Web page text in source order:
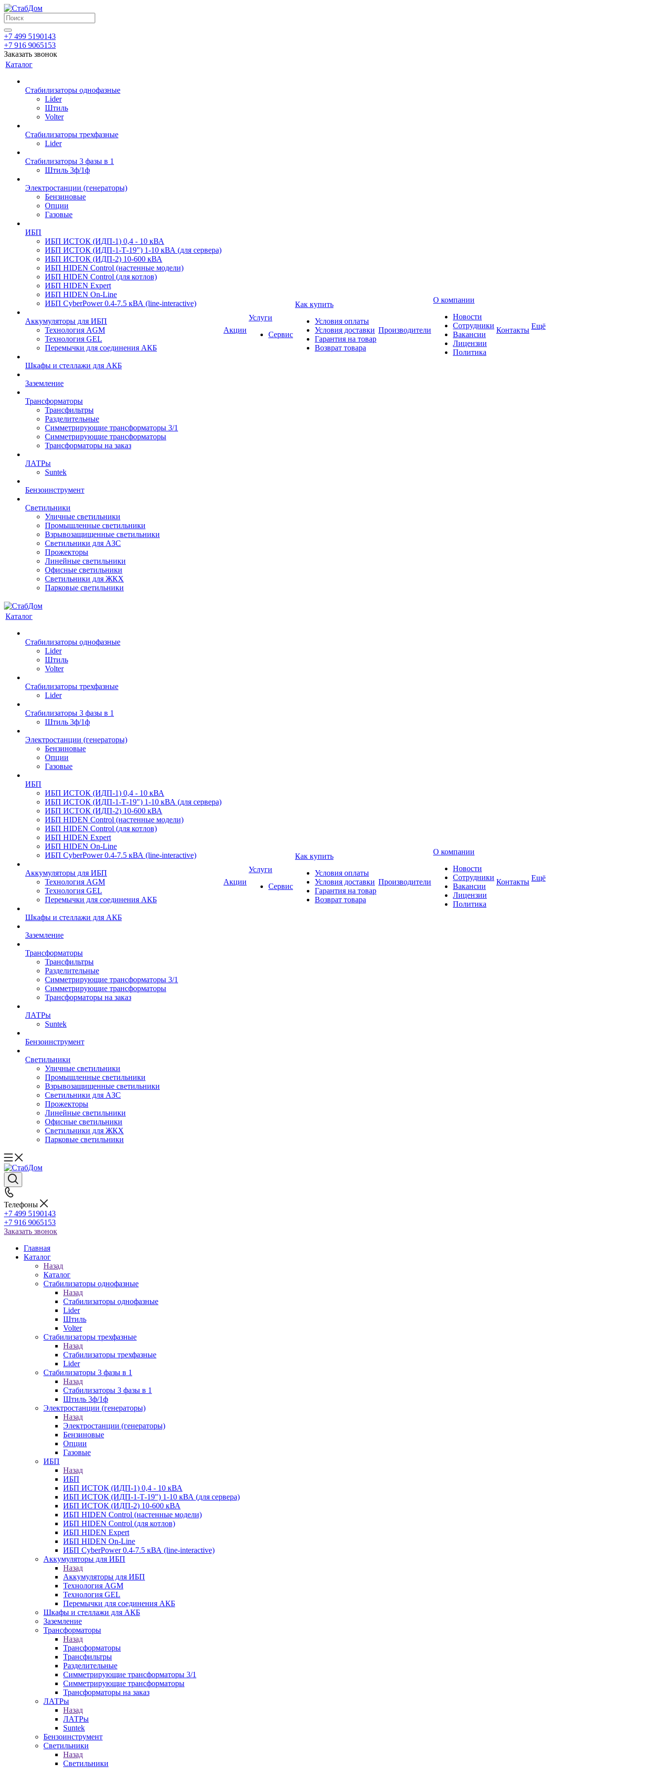
+7 499 5190143
+7 916 9065153
Заказать звонок
Каталог
Стабилизаторы однофазные
Lider
Штиль
Volter
Стабилизаторы трехфазные
Lider
Стабилизаторы 3 фазы в 1
Штиль 3ф/1ф
Электростанции (генераторы)
Бензиновые
Опции
Газовые
ИБП
ИБП ИСТОК (ИДП-1) 0,4 - 10 кВА
ИБП ИСТОК (ИДП-1-Т-19") 1-10 кВА (для сервера)
ИБП ИСТОК (ИДП-2) 10-600 кВА
ИБП HIDEN Control (настенные модели)
ИБП HIDEN Control (для котлов)
ИБП HIDEN Expert
ИБП HIDEN On-Line
ИБП CyberPower 0.4-7.5 кВА (line-interactive)
Аккумуляторы для ИБП
Технология AGM
Технология GEL
Перемычки для соединения АКБ
Шкафы и стеллажи для АКБ
Заземление
Трансформаторы
Трансфильтры
Разделительные
Симметрирующие трансформаторы 3/1
Симметрирующие трансформаторы
Трансформаторы на заказ
ЛАТРы
Suntek
Бензоинструмент
Светильники
Уличные светильники
Промышленные светильники
Взрывозащищенные светильники
Светильники для АЗС
Прожекторы
Линейные светильники
Офисные светильники
Светильники для ЖКХ
Парковые светильники
Акции
Услуги
Сервис
Как купить
Условия оплаты
Условия доставки
Гарантия на товар
Возврат товара
Производители
О компании
Новости
Сотрудники
Вакансии
Лицензии
Политика
Контакты Ещё
Каталог
Стабилизаторы однофазные
Lider
Штиль
Volter
Стабилизаторы трехфазные
Lider
Стабилизаторы 3 фазы в 1
Штиль 3ф/1ф
Электростанции (генераторы)
Бензиновые
Опции
Газовые
ИБП
ИБП ИСТОК (ИДП-1) 0,4 - 10 кВА
ИБП ИСТОК (ИДП-1-Т-19") 1-10 кВА (для сервера)
ИБП ИСТОК (ИДП-2) 10-600 кВА
ИБП HIDEN Control (настенные модели)
ИБП HIDEN Control (для котлов)
ИБП HIDEN Expert
ИБП HIDEN On-Line
ИБП CyberPower 0.4-7.5 кВА (line-interactive)
Аккумуляторы для ИБП
Технология AGM
Технология GEL
Перемычки для соединения АКБ
Шкафы и стеллажи для АКБ
Заземление
Трансформаторы
Трансфильтры
Разделительные
Симметрирующие трансформаторы 3/1
Симметрирующие трансформаторы
Трансформаторы на заказ
ЛАТРы
Suntek
Бензоинструмент
Светильники
Уличные светильники
Промышленные светильники
Взрывозащищенные светильники
Светильники для АЗС
Прожекторы
Линейные светильники
Офисные светильники
Светильники для ЖКХ
Парковые светильники
Акции
Услуги
Сервис
Как купить
Условия оплаты
Условия доставки
Гарантия на товар
Возврат товара
Производители
О компании
Новости
Сотрудники
Вакансии
Лицензии
Политика
Контакты Ещё
Телефоны
+7 499 5190143
+7 916 9065153
Заказать звонок
Главная
Каталог
Назад
Каталог
Стабилизаторы однофазные
Назад
Стабилизаторы однофазные
Lider
Штиль
Volter
Стабилизаторы трехфазные
Назад
Стабилизаторы трехфазные
Lider
Стабилизаторы 3 фазы в 1
Назад
Стабилизаторы 3 фазы в 1
Штиль 3ф/1ф
Электростанции (генераторы)
Назад
Электростанции (генераторы)
Бензиновые
Опции
Газовые
ИБП
Назад
ИБП
ИБП ИСТОК (ИДП-1) 0,4 - 10 кВА
ИБП ИСТОК (ИДП-1-Т-19") 1-10 кВА (для сервера)
ИБП ИСТОК (ИДП-2) 10-600 кВА
ИБП HIDEN Control (настенные модели)
ИБП HIDEN Control (для котлов)
ИБП HIDEN Expert
ИБП HIDEN On-Line
ИБП CyberPower 0.4-7.5 кВА (line-interactive)
Аккумуляторы для ИБП
Назад
Аккумуляторы для ИБП
Технология AGM
Технология GEL
Перемычки для соединения АКБ
Шкафы и стеллажи для АКБ
Заземление
Трансформаторы
Назад
Трансформаторы
Трансфильтры
Разделительные
Симметрирующие трансформаторы 3/1
Симметрирующие трансформаторы
Трансформаторы на заказ
ЛАТРы
Назад
ЛАТРы
Suntek
Бензоинструмент
Светильники
Назад
Светильники